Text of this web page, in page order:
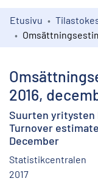
Kokoelmat
Etusivu
2016,
Suurten yritysten
Turnover
December
Statistikcentralen
2017